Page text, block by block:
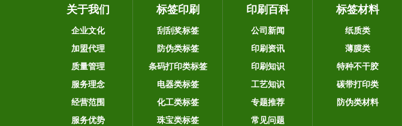
关于我们
企业文化
加盟代理
质量管理
服务理念
经营范围
服务优势
标签印刷
刮刮奖标签
防伪类标签
条码打印类标签
电器类标签
化工类标签
珠宝类标签
印刷百科
公司新闻
印刷资讯
印刷知识
工艺知识
专题推荐
常见问题
标签材料
纸质类
薄膜类
特种不干胶
碳带打印类
防伪类材料